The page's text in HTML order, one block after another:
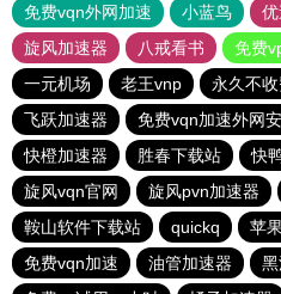
免费vqn外网加速
小蓝鸟
旋风加速器
八戒看书
免费
一元机场
老王vnp
永久不
飞跃加速器
免费vqn加速外网
快橙加速器
胜春下载站 快
旋风vqn官网
旋风pvn加速器
鞍山软件下载站
quickq 苹
免费vqn加速
油管加速器